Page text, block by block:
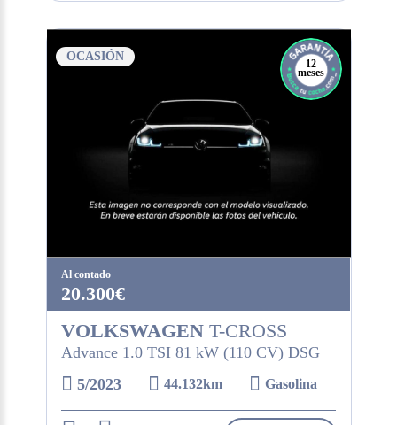
OCASIÓN
12
meses
Al contado
20.300€
VOLKSWAGENT-CROSS
Advance 1.0 TSI 81 kW (110 CV) DSG
5/2023
44.132km Gasolina